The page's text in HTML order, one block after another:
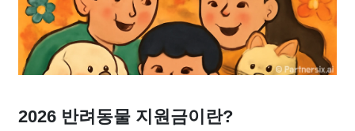
2026 반려동물 지원금이란?